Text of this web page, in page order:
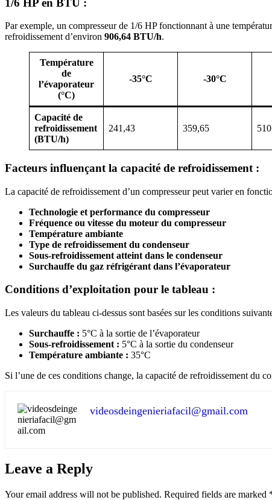
Par exemple, un compresseur de 1/6 HP fonctionnant à une
refroidissement d’environ 906,64 BTU/h.
Température
de
l’évaporateur
(°C)
-35°C -30°C
Capacité de
refroidissement
(BTU/h)
241,43 359,65
Facteurs influençant la capacité de refroidissement :
La capacité de refroidissement d’un compresseur peut varier en
Technologie et performance du compresseur
Fréquence ou vitesse du moteur du compresseur
Température ambiante
Type de refroidissement du condenseur
Sous-refroidissement atteint dans le condenseur
Surchauffe du gaz réfrigérant dans l’évaporateur
Conditions d’exploitation pour le tableau :
Les valeurs du tableau ci-dessus sont basées sur les conditions
Surchauffe : 5°C à la sortie de l’évaporateur
Sous-refroidissement : 5°C à la sortie du condenseur
Température ambiante : 35°C
Si l’une de ces conditions change, la capacité de refroidissement du
videosdeingenieriafacil@gmail.com
Leave a Reply
Your email address will not be published. Required fields are marked